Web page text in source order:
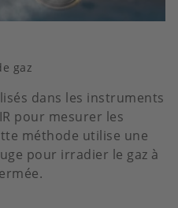
gaz
dans les instruments
pour mesurer les
méthode utilise une
pour irradier le gaz à